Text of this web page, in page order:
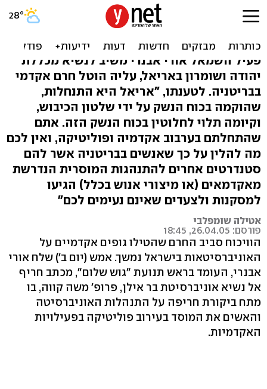
אבנרי: החרם מוצדק, "מכללת
אריאל שותפה לפשע"
פעיל השמאל אורי אבנרי משיב לנשיא מכללת
יהודה ושומרון באריאל, עליה הוטל חרם אקדמי
בבריטניה. לטענתו, "אריאל היא התנחלות,
שהוקמה בכוח הנשק על ידי שלטון הכיבוש,
וקיומה תלוי לחלוטין בכוח הנשק הזה. אתם
שהתחלתם בערבוב אקדמיה ופוליטיקה, ואין לכם
מה להלין על כך שאנשים בבריטניה אשר להם
סטנדרטים אחרים להתנהגות המוסרית הנדרשת
מאקדמאים (או מיצורי אנוש בכלל) הגיעו
למסקנות ולצעדים שאינם נעימים לכם"
אטילה שומפלבי
פורסם: 26.04.05, 18:45
הוויכוח סביב החרם שהטילו גופים אקדמיים על
האוניברסיטאות בישראל נמשך. אמש (יום ב') שלח אורי
אבנרי, העומד בראש תנועת "גוש שלום", מכתב חריף
אל נשיא אוניברסיטת בר אילן, פרופ' משה קווה, בו
מתח ביקורת חריפה על התנהלות האוניברסיטה
והאשים את המוסד בעירוב פוליטיקה בפעילויות
האקדמיות.